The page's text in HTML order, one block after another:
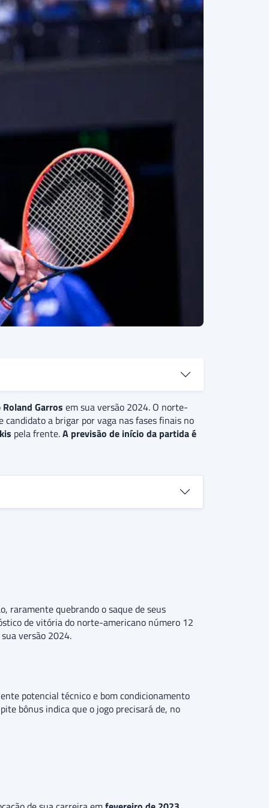
de saibro do calendário do tênis e único
terceiro adversário o australianoThanasi
Além disso, há a expectativa de que
Roland Garros em sua versão 2024. O norte-
a brigar por vaga nas fases finais no
pela frente.A previsão de início da partida é
raramente quebrando o saque de seus
de vitória do norte-americano número 12
versão 2024.
potencial técnico e bom condicionamento
bônus indica que o jogo precisará de, no